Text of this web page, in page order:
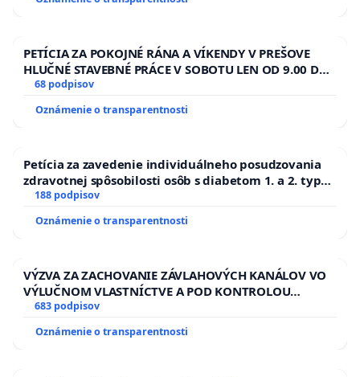
PETÍCIA ZA POKOJNÉ RÁNA A VÍKENDY V PREŠOVE
HLUČNÉ STAVEBNÉ PRÁCE V SOBOTU LEN OD 9.00 DO
13.00 HOD., CEZ PRACOVNÝ TÝŽDEŇ CIEĽ 8.00 – 18.00
HOD. A PRAVIDELNÁ KONTROLA STAVBY C-AREA NA
ĎUMBIERSKEJ/MAGU
68 podpisov
Oznámenie o transparentnosti
Petícia za zavedenie individuálneho posudzovania
zdravotnej spôsobilosti osôb s diabetom 1. a 2. typu
pri prijímaní do Policajného zboru SR
188 podpisov
Oznámenie o transparentnosti
VÝZVA ZA ZACHOVANIE ZÁVLAHOVÝCH KANÁLOV VO
VÝLUČNOM VLASTNÍCTVE A POD KONTROLOU
SLOVENSKEJ REPUBLIKY & žiadosť na riešenie
zanedbaného stavu závlahových a odvodňovacích
kanálov na Slovensku
683 podpisov
Oznámenie o transparentnosti